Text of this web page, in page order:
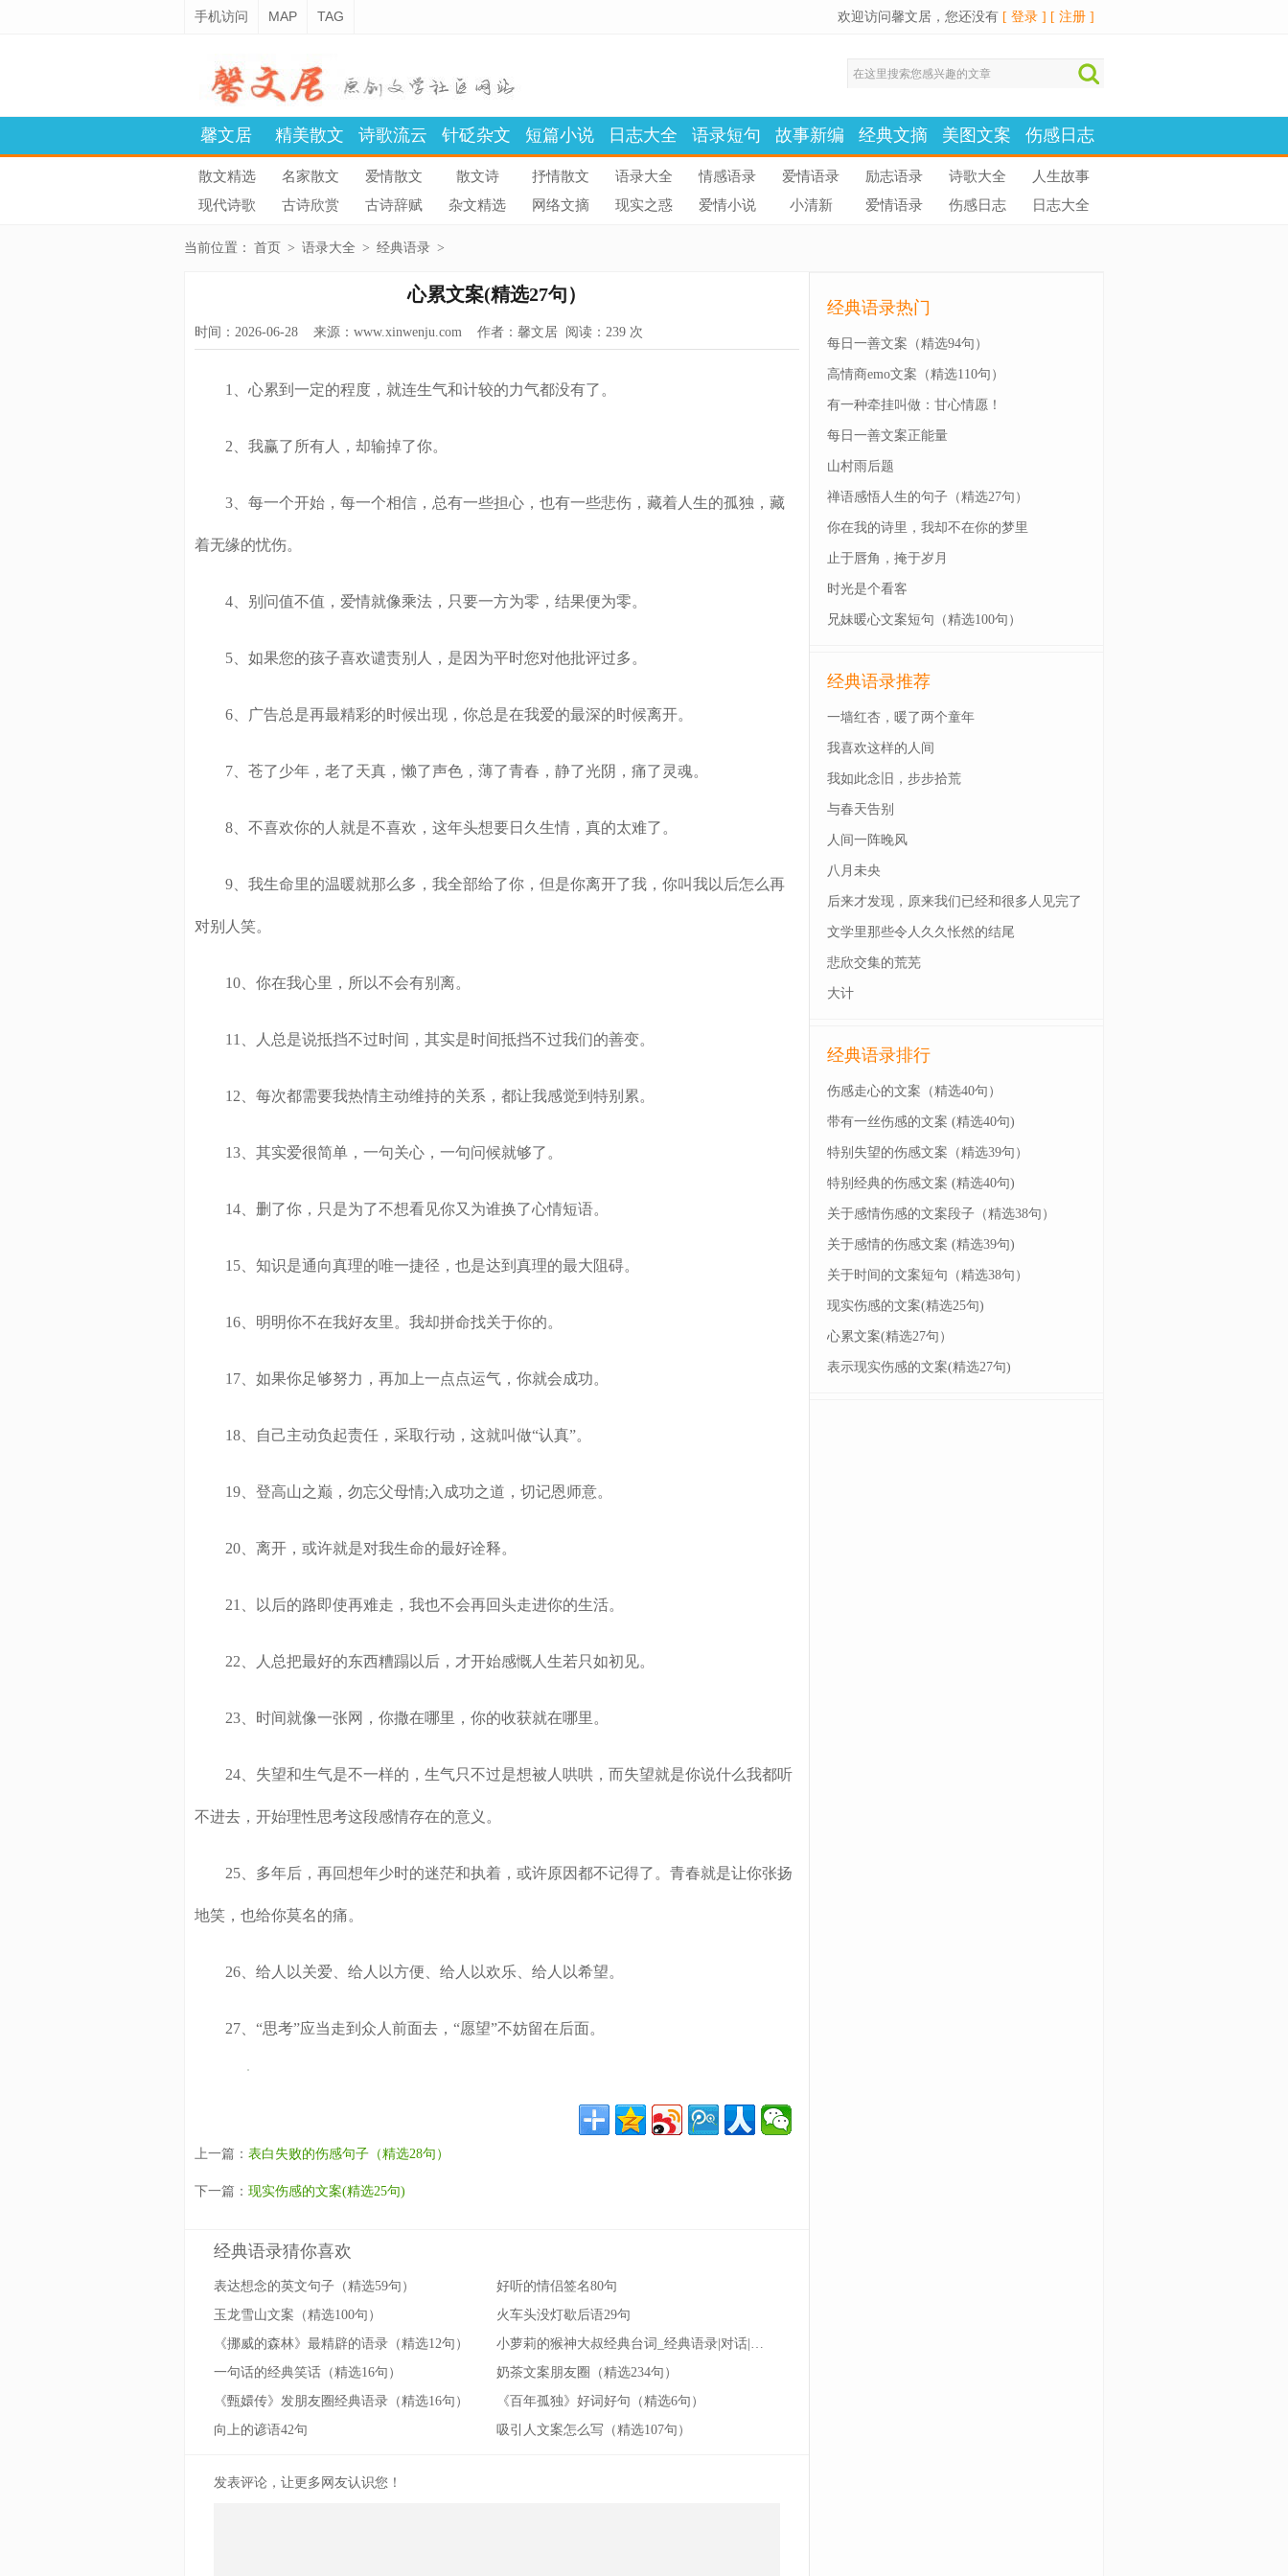
手机访问 MAP TAG 欢迎访问馨文居，您还没有 [ 登录 ] [ 注册 ]
馨文居 精美散文 诗歌流云 针砭杂文 短篇小说 日志大全 语录短句 故事新编 经典文摘 美图文案 伤感日志
散文精选 名家散文 爱情散文 散文诗 抒情散文 语录大全 情感语录 爱情语录 励志语录 诗歌大全
人生故事
现代诗歌
古诗欣赏 古诗辞赋 杂文精选 网络文摘 现实之惑 爱情小说 小清新 爱情语录 伤感日志 日志大全
当前位置： 首页 > 语录大全 > 经典语录 >
心累文案(精选27句）
时间：2026-06-28 来源： www.xinwenju.com 作者： 馨文居 阅读： 239 次
1、心累到一定的程度，就连生气和计较的力气都没有了。
2、我赢了所有人，却输掉了你。
3、每一个开始，每一个相信，总有一些担心，也有一些悲伤，藏着人生的孤独，藏
着无缘的忧伤。
4、别问值不值，爱情就像乘法，只要一方为零，结果便为零。
5、如果您的孩子喜欢谴责别人，是因为平时您对他批评过多。
6、广告总是再最精彩的时候出现，你总是在我爱的最深的时候离开。
7、苍了少年，老了天真，懒了声色，薄了青春，静了光阴，痛了灵魂。
8、不喜欢你的人就是不喜欢，这年头想要日久生情，真的太难了。
9、我生命里的温暖就那么多，我全部给了你，但是你离开了我，你叫我以后怎么再
对别人笑。
10、你在我心里，所以不会有别离。
11、人总是说抵挡不过时间，其实是时间抵挡不过我们的善变。
12、每次都需要我热情主动维持的关系，都让我感觉到特别累。
13、其实爱很简单，一句关心，一句问候就够了。
14、删了你，只是为了不想看见你又为谁换了心情短语。
15、知识是通向真理的唯一捷径，也是达到真理的最大阻碍。
16、明明你不在我好友里。我却拼命找关于你的。
17、如果你足够努力，再加上一点点运气，你就会成功。
18、自己主动负起责任，采取行动，这就叫做“认真”。
19、登高山之巅，勿忘父母情;入成功之道，切记恩师意。
20、离开，或许就是对我生命的最好诠释。
21、以后的路即使再难走，我也不会再回头走进你的生活。
22、人总把最好的东西糟蹋以后，才开始感慨人生若只如初见。
23、时间就像一张网，你撒在哪里，你的收获就在哪里。
24、失望和生气是不一样的，生气只不过是想被人哄哄，而失望就是你说什么我都听
不进去，开始理性思考这段感情存在的意义。
25、多年后，再回想年少时的迷茫和执着，或许原因都不记得了。青春就是让你张扬
地笑，也给你莫名的痛。
26、给人以关爱、给人以方便、给人以欢乐、给人以希望。
27、“思考”应当走到众人前面去，“愿望”不妨留在后面。
上一篇： 表白失败的伤感句子（精选28句）
下一篇： 现实伤感的文案(精选25句)
经典语录猜你喜欢
表达想念的英文句子（精选59句）
好听的情侣签名80句
玉龙雪山文案（精选100句）
火车头没灯歇后语29句
《挪威的森林》最精辟的语录（精选12句）
小萝莉的猴神大叔经典台词_经典语录|对话|励志台词
一句话的经典笑话（精选16句）
奶茶文案朋友圈（精选234句）
《甄嬛传》发朋友圈经典语录（精选16句）
《百年孤独》好词好句（精选6句）
向上的谚语42句
吸引人文案怎么写（精选107句）
发表评论，让更多网友认识您！
经典语录热门
每日一善文案（精选94句）
高情商emo文案（精选110句）
有一种牵挂叫做：甘心情愿！
每日一善文案正能量
山村雨后题
禅语感悟人生的句子（精选27句）
你在我的诗里，我却不在你的梦里
止于唇角，掩于岁月
时光是个看客
兄妹暖心文案短句（精选100句）
经典语录推荐
一墙红杏，暖了两个童年
我喜欢这样的人间
我如此念旧，步步拾荒
与春天告别
人间一阵晚风
八月未央
后来才发现，原来我们已经和很多人见完了
最后一面
文学里那些令人久久怅然的结尾
悲欣交集的荒芜
大计
经典语录排行
伤感走心的文案（精选40句）
带有一丝伤感的文案 (精选40句)
特别失望的伤感文案（精选39句）
特别经典的伤感文案 (精选40句)
关于感情伤感的文案段子（精选38句）
关于感情的伤感文案 (精选39句)
关于时间的文案短句（精选38句）
现实伤感的文案(精选25句)
心累文案(精选27句）
表示现实伤感的文案(精选27句)